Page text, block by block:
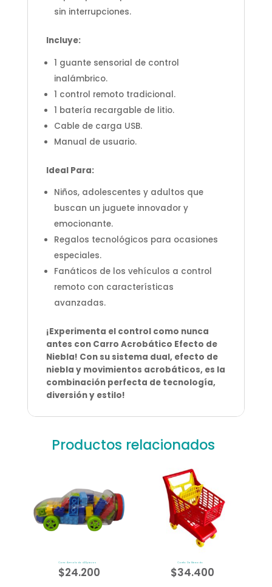
sin interrupciones.
Incluye:
1 guante sensorial de control
inalámbrico.
1 control remoto tradicional.
1 batería recargable de litio.
Cable de carga USB.
Manual de usuario.
Ideal Para:
Niños, adolescentes y adultos que
buscan un juguete innovador y
emocionante.
Regalos tecnológicos para ocasiones
especiales.
Fanáticos de los vehículos a control
remoto con características
avanzadas.
¡Experimenta el control como nunca
antes con Carro Acrobático Efecto de
Niebla! Con su sistema dual, efecto de
niebla y movimientos acrobáticos, es la
combinación perfecta de tecnología,
diversión y estilo!
Productos relacionados
Carro Armatodo x50piezas
$24.200
Carrito De Mercado
$34.400